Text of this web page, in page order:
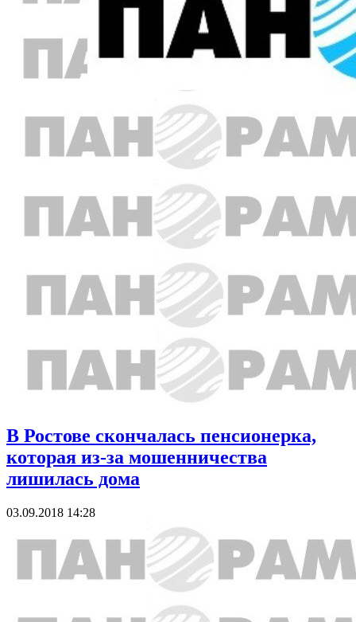
В Ростове скончалась пенсионерка,
которая из-за мошенничества
лишилась дома
03.09.2018 14:28